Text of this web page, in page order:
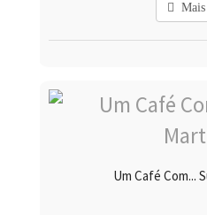
Um Café Com...